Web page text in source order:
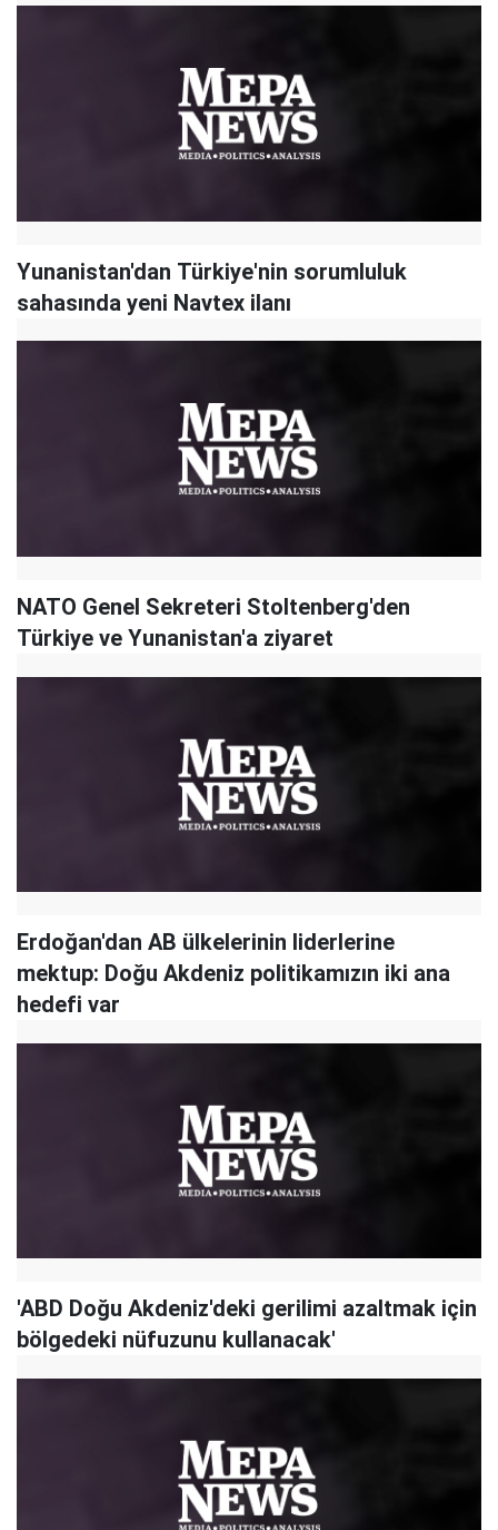
Yunanistan'dan Türkiye'nin sorumluluk
sahasında yeni Navtex ilanı
NATO Genel Sekreteri Stoltenberg'den
Türkiye ve Yunanistan'a ziyaret
Erdoğan'dan AB ülkelerinin liderlerine
mektup: Doğu Akdeniz politikamızın iki ana
hedefi var
'ABD Doğu Akdeniz'deki gerilimi azaltmak için
bölgedeki nüfuzunu kullanacak'